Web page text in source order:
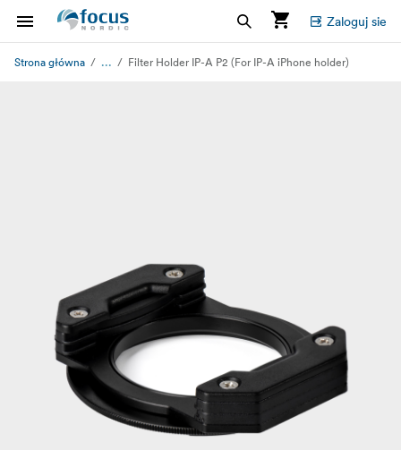
Zaloguj sie
Strona główna ... Filter Holder IP-A P2 (For IP-A iPhone holder)